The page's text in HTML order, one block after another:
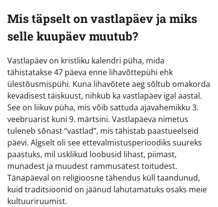
Mis täpselt on vastlapäev ja miks
selle kuupäev muutub?
Vastlapäev on kristliku kalendri püha, mida
tähistatakse 47 päeva enne lihavõttepühi ehk
ülestõusmispühi. Kuna lihavõtete aeg sõltub omakorda
kevadisest täiskuust, nihkub ka vastlapäev igal aastal.
See on liikuv püha, mis võib sattuda ajavahemikku 3.
veebruarist kuni 9. märtsini. Vastlapäeva nimetus
tuleneb sõnast “vastlad”, mis tähistab paastueelseid
päevi. Algselt oli see ettevalmistusperioodiks suureks
paastuks, mil usklikud loobusid lihast, piimast,
munadest ja muudest rammusatest toitudest.
Tänapäeval on religioosne tähendus küll taandunud,
kuid traditsioonid on jäänud lahutamatuks osaks meie
kultuuriruumist.